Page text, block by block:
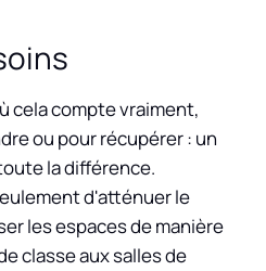
cela compte vraiment,
ou pour récupérer : un
la différence.
d'atténuer le
les espaces de manière
classe aux salles de